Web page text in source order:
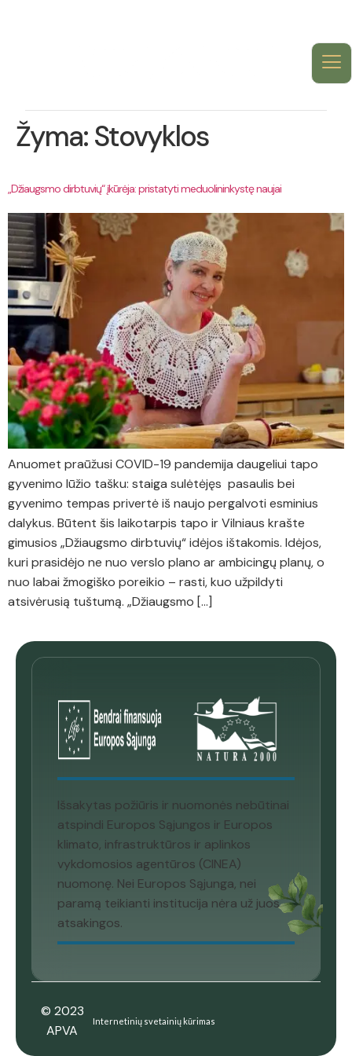
Žyma:Stovyklos
„Džiaugsmo dirbtuvių“ įkūrėja: pristatyti meduolininkystę naujai
Anuomet praūžusi COVID-19 pandemija daugeliui tapo
gyvenimo lūžio tašku: staiga sulėtėjęs pasaulis bei
gyvenimo tempas privertė iš naujo pergalvoti esminius
dalykus. Būtent šis laikotarpis tapo ir Vilniaus krašte
gimusios „Džiaugsmo dirbtuvių“ idėjos ištakomis. Idėjos,
kuri prasidėjo ne nuo verslo plano ar ambicingų planų, o
nuo labai žmogiško poreikio – rasti, kuo užpildyti
atsivėrusią tuštumą. „Džiaugsmo […]
Išsakytas požiūris ir nuomonės nebūtinai
atspindi Europos Sąjungos ir Europos
klimato, infrastruktūros ir aplinkos
vykdomosios agentūros (CINEA)
nuomonę. Nei Europos Sąjunga, nei
paramą teikianti institucija nėra už juos
atsakingos.
© 2023
APVA
Internetinių svetainių kūrimas